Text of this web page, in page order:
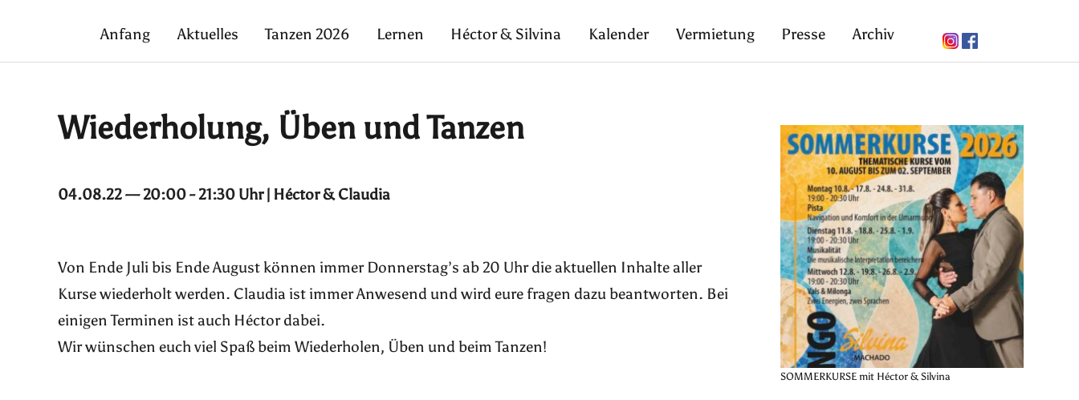
Anfang Aktuelles Tanzen 2026 Lernen Héctor & Silvina Kalender Vermietung Presse Archiv
Wiederholung, Üben und Tanzen
04.08.22 — 20:00 - 21:30 Uhr | Héctor & Claudia
Von Ende Juli bis Ende August können immer Donnerstag’s ab 20 Uhr die aktuellen Inhalte aller
Kurse wiederholt werden. Claudia ist immer Anwesend und wird eure fragen dazu beantworten. Bei
einigen Terminen ist auch Héctor dabei.
Wir wünschen euch viel Spaß beim Wiederholen, Üben und beim Tanzen!
SOMMERKURSE mit Héctor & Silvina